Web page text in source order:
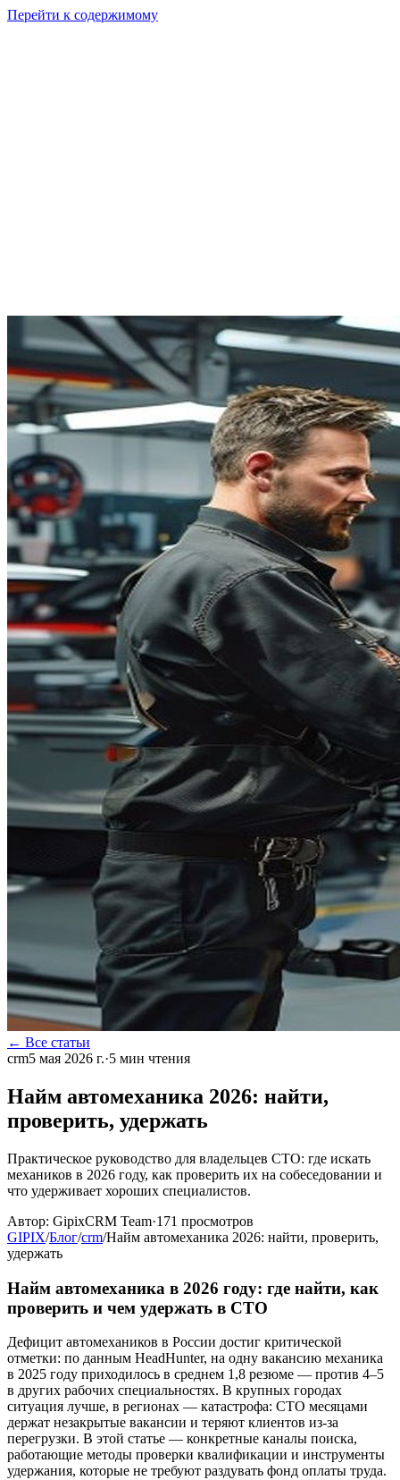
Перейти к содержимому
← Все статьи
crm5 мая 2026 г.·5 мин чтения
Найм автомеханика 2026: найти,
проверить, удержать
Практическое руководство для владельцев СТО: где искать
механиков в 2026 году, как проверить их на собеседовании и
что удерживает хороших специалистов.
Автор: GipixCRM Team·171 просмотров
GIPIX/Блог/crm/Найм автомеханика 2026: найти, проверить,
удержать
Найм автомеханика в 2026 году: где найти, как
проверить и чем удержать в СТО
Дефицит автомехаников в России достиг критической
отметки: по данным HeadHunter, на одну вакансию механика
в 2025 году приходилось в среднем 1,8 резюме — против 4–5
в других рабочих специальностях. В крупных городах
ситуация лучше, в регионах — катастрофа: СТО месяцами
держат незакрытые вакансии и теряют клиентов из-за
перегрузки. В этой статье — конкретные каналы поиска,
работающие методы проверки квалификации и инструменты
удержания, которые не требуют раздувать фонд оплаты труда.